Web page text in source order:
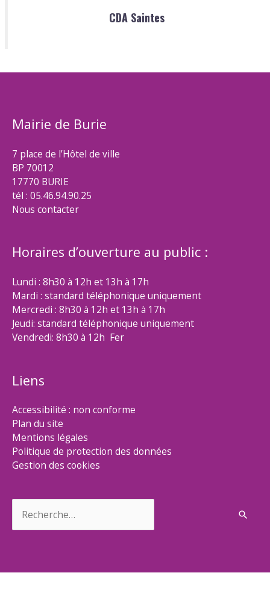
CDA Saintes
Mairie de Burie
7 place de l’Hôtel de ville
BP 70012
17770 BURIE
tél : 05.46.94.90.25
Nous contacter
Horaires d’ouverture au public :
Lundi : 8h30 à 12h et 13h à 17h
Mardi : standard téléphonique uniquement
Mercredi : 8h30 à 12h et 13h à 17h
Jeudi: standard téléphonique uniquement
Vendredi: 8h30 à 12h Fer
Liens
Accessibilité : non conforme
Plan du site
Mentions légales
Politique de protection des données
Gestion des cookies